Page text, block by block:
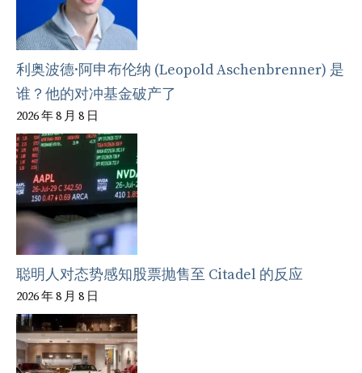
利奥波德·阿申布伦纳 (Leopold Aschenbrenner) 是
谁？他的对冲基金破产了
2026 年 8 月 8 日
聪明人对态势感知股票抛售至 Citadel 的反应
2026 年 8 月 8 日